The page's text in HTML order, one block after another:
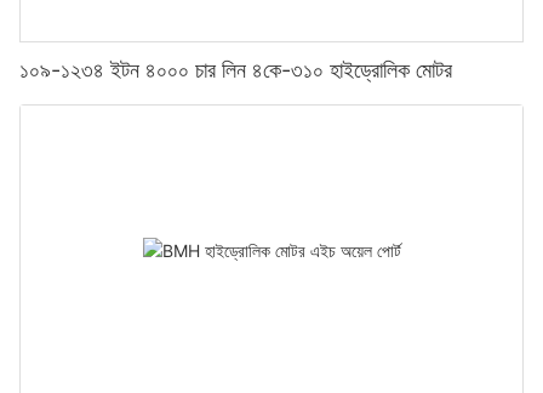
১০৯-১২৩৪ ইটন ৪০০০ চার লিন ৪কে-৩১০ হাইড্রোলিক মোটর